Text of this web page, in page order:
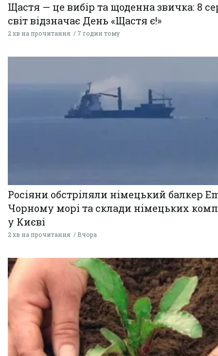
Щастя — це вибір та щоденна звичка: 8
світ відзначає День «Щастя є!»
2 хв на прочитання 7 годин тому
Росіяни обстріляли німецький балкер
Чорному морі та склади німецьких
у Києві
2 хв на прочитання Вчора